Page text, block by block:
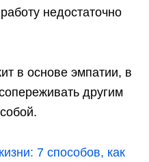
недостаточно
в основе эмпатии, в
другим
7 способов, как